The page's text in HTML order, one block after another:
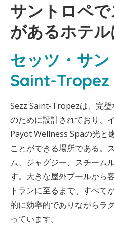
サントロペ
があるホテル
セッツ・サ
Saint-Tropez
Sezz Saint-Tropezは、完
のために設計されており、
Payot Wellness Spaの光と
ことができる場所である。
ム、ジャグジー、スチーム
す。大きな屋外プールから
トランに至るまで、すべて
的に効率的でありながらラ
っています。